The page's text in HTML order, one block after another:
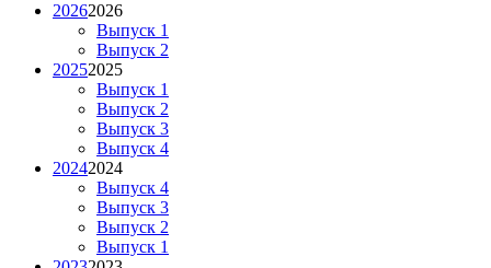
20262026
Выпуск 1
Выпуск 2
20252025
Выпуск 1
Выпуск 2
Выпуск 3
Выпуск 4
20242024
Выпуск 4
Выпуск 3
Выпуск 2
Выпуск 1